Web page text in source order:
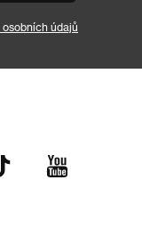
údajů